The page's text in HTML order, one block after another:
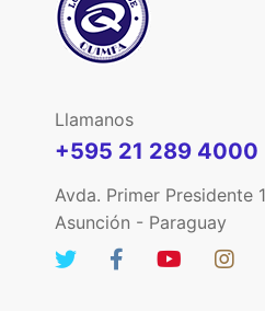
Llamanos
+595 21 289 4000
Avda. Primer Presidente
Asunción - Paraguay